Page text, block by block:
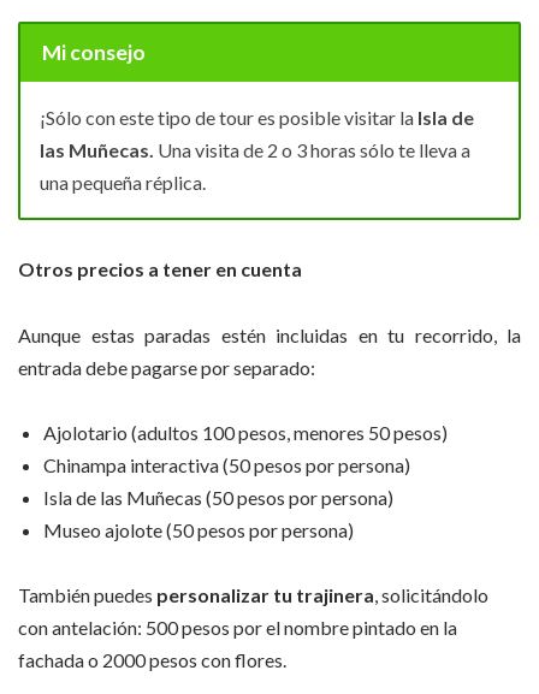
Mi consejo
¡Sólo con este tipo de tour es posible visitar la Isla de
las Muñecas. Una visita de 2 o 3 horas sólo te lleva a
una pequeña réplica.
Otros precios a tener en cuenta
Aunque estas paradas estén incluidas en tu recorrido, la
entrada debe pagarse por separado:
Ajolotario (adultos 100 pesos, menores 50 pesos)
Chinampa interactiva (50 pesos por persona)
Isla de las Muñecas (50 pesos por persona)
Museo ajolote (50 pesos por persona)
También puedes personalizar tu trajinera, solicitándolo
con antelación: 500 pesos por el nombre pintado en la
fachada o 2000 pesos con flores.